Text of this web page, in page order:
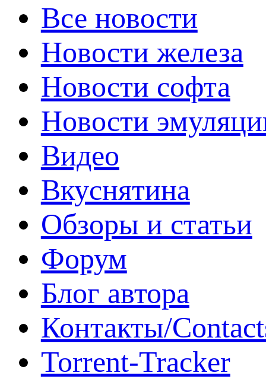
Все новости
Новости железа
Новости софта
Новости
Видео
Вкуснятина
Обзоры и статьи
Форум
Блог автора
Контакты/
Torrent-Tracker